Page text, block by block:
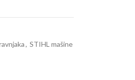
, STIHL mašine